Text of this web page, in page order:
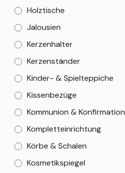
Holztische
Jalousien
Kerzenhalter
Kerzenständer
Kinder- & Spielteppiche
Kissenbezüge
Kommunion & Konfirmation
Kompletteinrichtung
Körbe & Schalen
Kosmetikspiegel